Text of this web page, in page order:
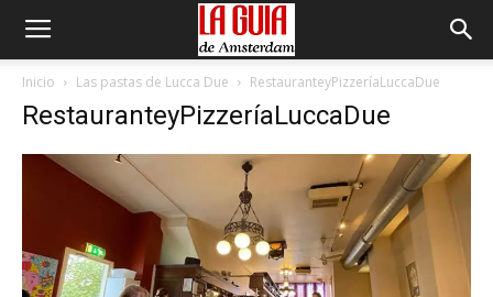
Inicio Las pastas de Lucca Due RestauranteyPizzeríaLuccaDue
RestauranteyPizzeríaLuccaDue